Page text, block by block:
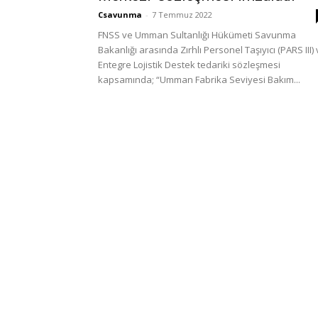
Csavunma - 7 Temmuz 2022
FNSS ve Umman Sultanlığı Hükümeti Savunma
Bakanlığı arasında Zırhlı Personel Taşıyıcı (PARS III)
Entegre Lojistik Destek tedariki sözleşmesi
kapsamında; “Umman Fabrika Seviyesi Bakım...